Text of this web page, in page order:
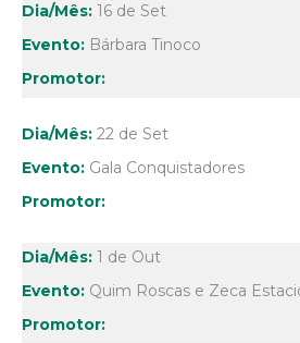
16 de Set
Bárbara Tinoco
22 de Set
Gala Conquistadores
1 de Out
Quim Roscas e Zeca